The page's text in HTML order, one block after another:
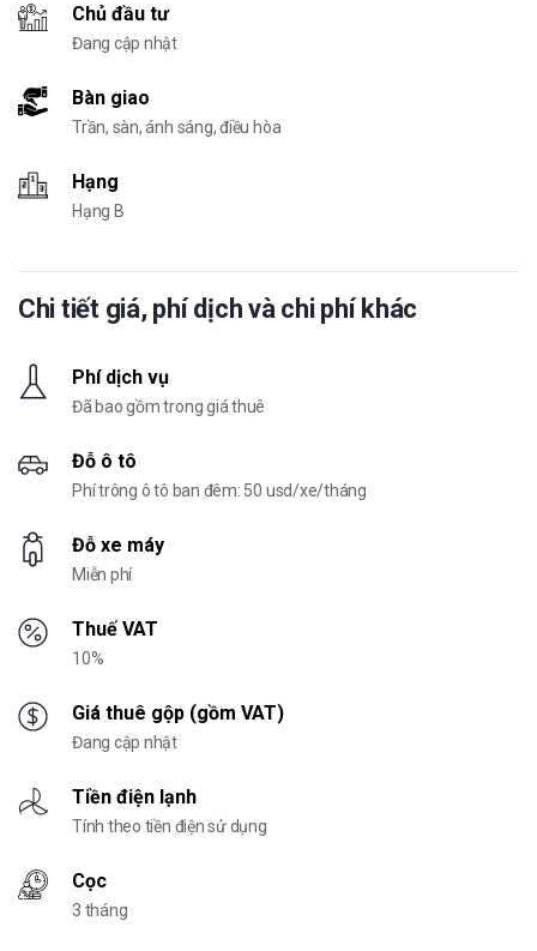
Chủ đầu tư
Đang cập nhật
Bàn giao
Trần, sàn, ánh sáng, điều hòa
Hạng
Hạng B
Chi tiết giá, phí dịch và chi phí khác
Phí dịch vụ
Đã bao gồm trong giá thuê
Đỗ ô tô
Phí trông ô tô ban đêm: 50 usd/xe/tháng
Đỗ xe máy
Miễn phí
Thuế VAT
10%
Giá thuê gộp (gồm VAT)
Đang cập nhật
Tiền điện lạnh
Tính theo tiền điện sử dụng
Cọc
3 tháng